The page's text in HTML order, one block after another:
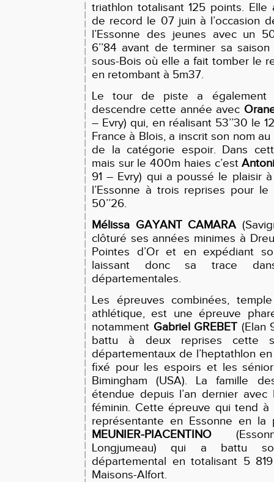
triathlon totalisant 125 points. Elle
de record le 07 juin à l’occasion
l’Essonne des jeunes avec un
6’’84 avant de terminer sa
sous-Bois où elle a fait tomber le
en retombant à 5m37.
Le tour de piste a également
descendre cette année avec
– Evry) qui, en réalisant 53’’30 le
France à Blois, a inscrit son nom
de la catégorie espoir. Dans
mais sur le 400m haies c’est
91 – Evry) qui a poussé le plaisir
l’Essonne à trois reprises pour
50’’26.
Mélissa GAYANT CAMARA
clôturé ses années minimes à
Pointes d’Or et en expédiant
laissant donc sa trace
départementales.
Les épreuves combinées,
athlétique, est une épreuve
notamment Gabriel GREBET (Elan
battu à deux reprises cette
départementaux de l’heptathlon
fixé pour les espoirs et les
Bimingham (USA). La famille
étendue depuis l’an dernier avec
féminin. Cette épreuve qui tend
représentante en Essonne en la
MEUNIER-PIACENTINO
Longjumeau) qui a battu
départemental en totalisant 5
Maisons-Alfort.